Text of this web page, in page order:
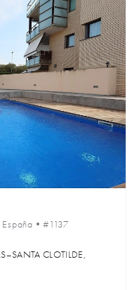
España •#1137
CLOTILDE,